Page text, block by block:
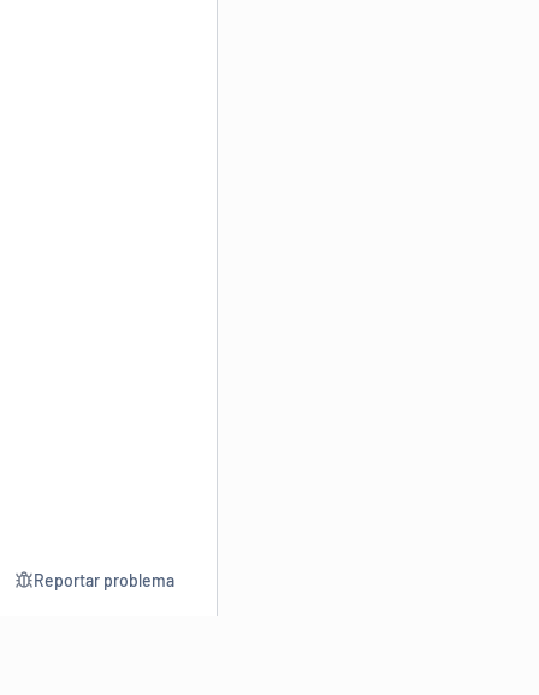
Reportar problema